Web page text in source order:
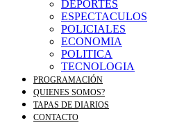
DEPORTES
ESPECTACULOS
POLICIALES
ECONOMIA
POLITICA
TECNOLOGIA
PROGRAMACIÓN
QUIENES SOMOS?
TAPAS DE DIARIOS
CONTACTO